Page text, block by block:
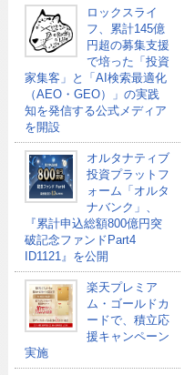
ロックスライ
フ、累計145億
円超の募集支援
で培った「投資
家集客」と「AI検索最適化
（AEO・GEO）」の実践
知を発信する公式メディア
を開設
オルタナティブ
投資プラットフ
ォーム「オルタ
ナバンク」、
『累計申込総額800億円突
破記念ファンドPart4
ID1121』を公開
楽天プレミア
ム・ゴールドカ
ードで、積立応
援キャンペーン
実施